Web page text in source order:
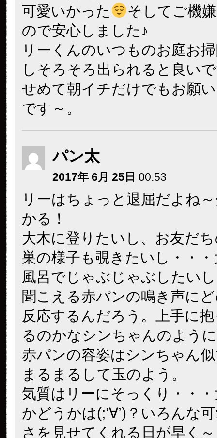
可愛いかった
そしてご機
ので安心しました♪
リーくんのいつものお庭お
しそろそろ出られると良い
せめて朝イチだけでもお願
です～。
パン太
2017年 6月 25日 00:53
リーはちょっと退屈だよね
かる！
大木に登りたいし、お友だ
巣の様子も覗きたいし・・
風呂でじゃぶじゃぶしたい
聞こえる赤パンの鳴き声に
反応するんだろう。上手に
るのかなシンちゃんのよう
赤パンの容姿はシンちゃん
まるまるして玉のよう。
気質はリーにそっくり・・
かどうかは(;’∀’)？いろんな
さを見せてくれる日が早く